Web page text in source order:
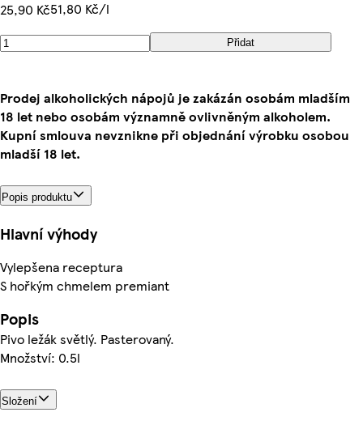
25,90 Kč51,80 Kč/l
Přidat
Prodej alkoholických nápojů je zakázán osobám mladším
18 let nebo osobám významně ovlivněným alkoholem.
Kupní smlouva nevznikne při objednání výrobku osobou
mladší 18 let.
Popis produktu
Hlavní výhody
Vylepšena receptura
S hořkým chmelem premiant
Popis
Pivo ležák světlý. Pasterovaný.
Množství: 0.5l
Složení